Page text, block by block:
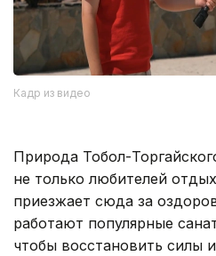
Кадр из видео
Природа Тобол-
не только любителей
приезжает сюда за
работают популярные
чтобы восстановить силы